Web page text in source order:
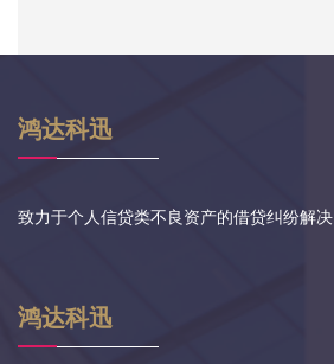
鸿达科迅
致力于个人信贷类不良资产的借贷纠纷解决
鸿达科迅